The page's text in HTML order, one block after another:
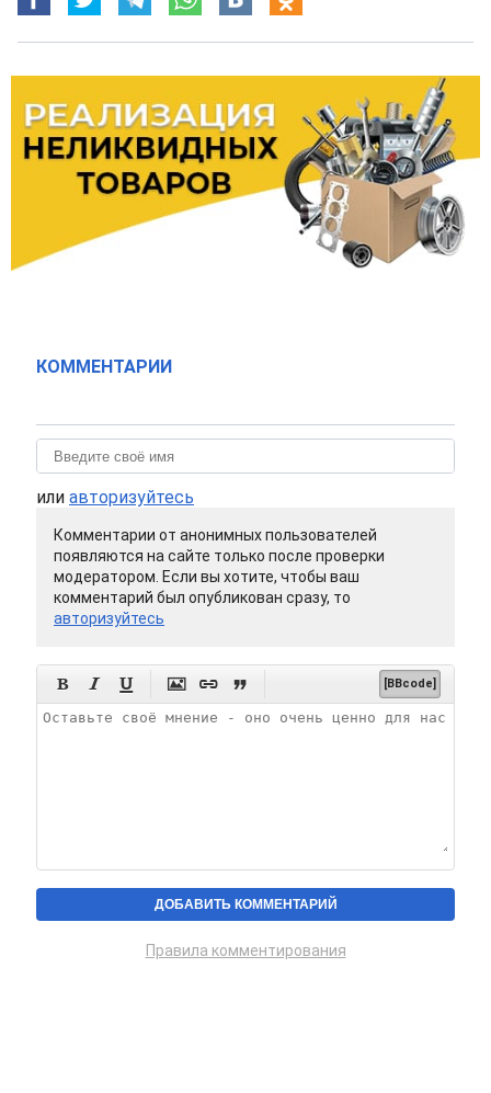
КОММЕНТАРИИ
или авторизуйтесь
Комментарии от анонимных пользователей
появляются на сайте только после проверки
модератором. Если вы хотите, чтобы ваш
комментарий был опубликован сразу, то
авторизуйтесь
      [BBcode]
Правила комментирования